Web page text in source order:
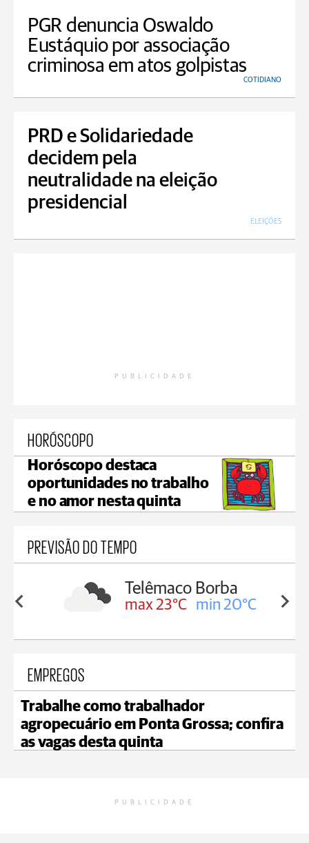
PGR denuncia Oswaldo
Eustáquio por associação
criminosa em atos golpistas
COTIDIANO
PRD e Solidariedade
decidem pela
neutralidade na eleição
presidencial
ELEIÇÕES
PUBLICIDADE
HORÓSCOPO
Horóscopo destaca
oportunidades no trabalho
e no amor nesta quinta
PREVISÃO DO TEMPO
20°C
Telêmaco Borba
max 23°C min 20°C
EMPREGOS
Trabalhe como trabalhador
agropecuário em Ponta Grossa; confira
as vagas desta quinta
PUBLICIDADE